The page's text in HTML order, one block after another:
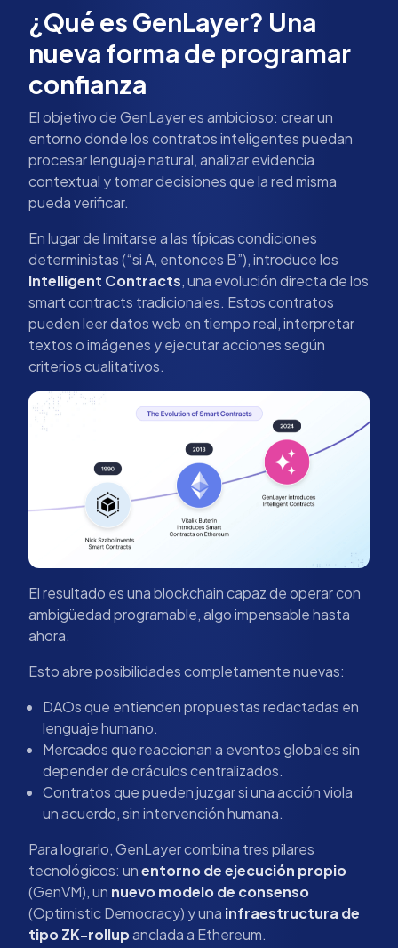
¿Qué es GenLayer? Una
nueva forma de programar
confianza
El objetivo de GenLayer es ambicioso: crear un
entorno donde los contratos inteligentes puedan
procesar lenguaje natural, analizar evidencia
contextual y tomar decisiones que la red misma
pueda verificar.
En lugar de limitarse a las típicas condiciones
deterministas (“si A, entonces B”), introduce los
Intelligent Contracts, una evolución directa de los
smart contracts tradicionales. Estos contratos
pueden leer datos web en tiempo real, interpretar
textos o imágenes y ejecutar acciones según
criterios cualitativos.
El resultado es una blockchain capaz de operar con
ambigüedad programable, algo impensable hasta
ahora.
Esto abre posibilidades completamente nuevas:
DAOs que entienden propuestas redactadas en
lenguaje humano.
Mercados que reaccionan a eventos globales sin
depender de oráculos centralizados.
Contratos que pueden juzgar si una acción viola
un acuerdo, sin intervención humana.
Para lograrlo, GenLayer combina tres pilares
tecnológicos: unentorno de ejecución propio
(GenVM), un nuevo modelo de consenso
(Optimistic Democracy) y una infraestructura de
tipo ZK-rollupanclada a Ethereum.